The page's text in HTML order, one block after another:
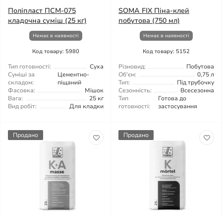
Поліпласт ПСМ-075
кладочна суміш (25 кг)
Немає в наявності
Код товару: 5980
Тип готовності:
Суха
Суміші за
складом:
Цементно-
піщаний
Фасовка:
Мішок
Вага:
25 кг
Вид робіт:
Для кладки
SOMA FIX Піна-клей
побутова (750 мл)
Немає в наявності
Код товару: 5152
Різновид:
Побутова
Об'єм:
0,75 л
Тип:
Під трубочку
Сезонність:
Всесезонна
Тип
готовності:
Готова до
застосування
Продано Продано